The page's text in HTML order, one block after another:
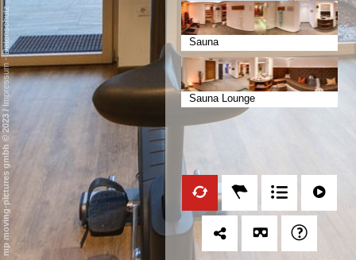
Sauna
Sauna Lounge
mp moving-pictures gmbh © 2023
/
Impressum
-
Datenschutz